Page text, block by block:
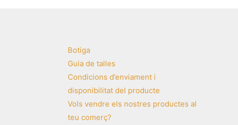
Botiga
Guia de talles
Condicions d’enviament i
disponibilitat del producte
Vols vendre els nostres productes al
teu comerç?